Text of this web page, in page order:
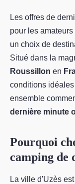
dernière
camping
Charles•24
Les offres de
pour les
un choix de
Situé dans la
Roussillon en
conditions
ensemble
dernière minute
Pourquoi
camping de
La ville d'Uzès